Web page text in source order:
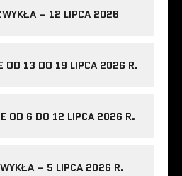
– 12 LIPCA 2026
OD 13 DO 19 LIPCA 2026 R.
OD 6 DO 12 LIPCA 2026 R.
– 5 LIPCA 2026 R.